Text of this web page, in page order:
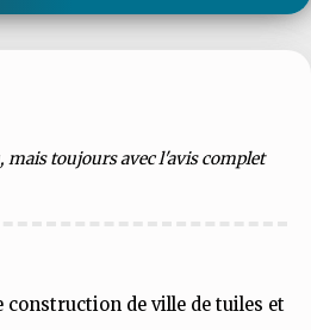
mais toujours avec l'avis complet
construction de ville de tuiles et